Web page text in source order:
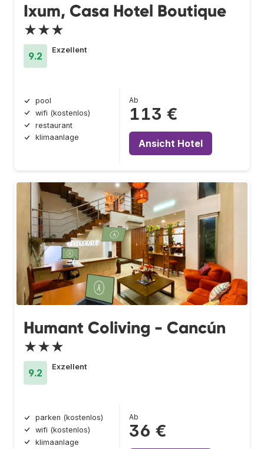
Ixum, Casa Hotel Boutique
★★★
9.2
Exzellent
pool
wifi (kostenlos)
restaurant
klimaanlage
Ab
113 €
Ansicht Hotel
Humant Coliving - Cancún
★★★
9.2
Exzellent
parken (kostenlos)
wifi (kostenlos)
klimaanlage
Ab
36 €